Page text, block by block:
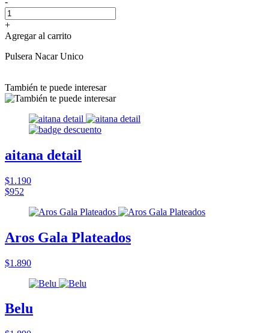
+
Agregar al carrito
Pulsera Nacar Unico
También te puede interesar
aitana detail
$1.190
$952
Aros Gala Plateados
$1.890
Belu